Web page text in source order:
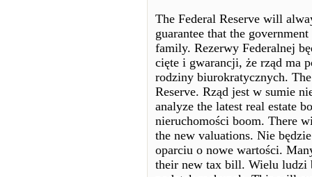
The Federal Reserve will
guarantee that the
family. Rezerwy Federalnej
cięte i gwarancji, że rząd ma
rodziny biurokratycznych.
Reserve. Rząd jest w sumie
analyze the latest real estate
nieruchomości boom. There
the new valuations. Nie
oparciu o nowe wartości.
their new tax bill. Wielu ludzi